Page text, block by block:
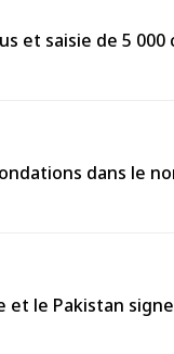
et saisie de 5
dans le
et le Pakistan